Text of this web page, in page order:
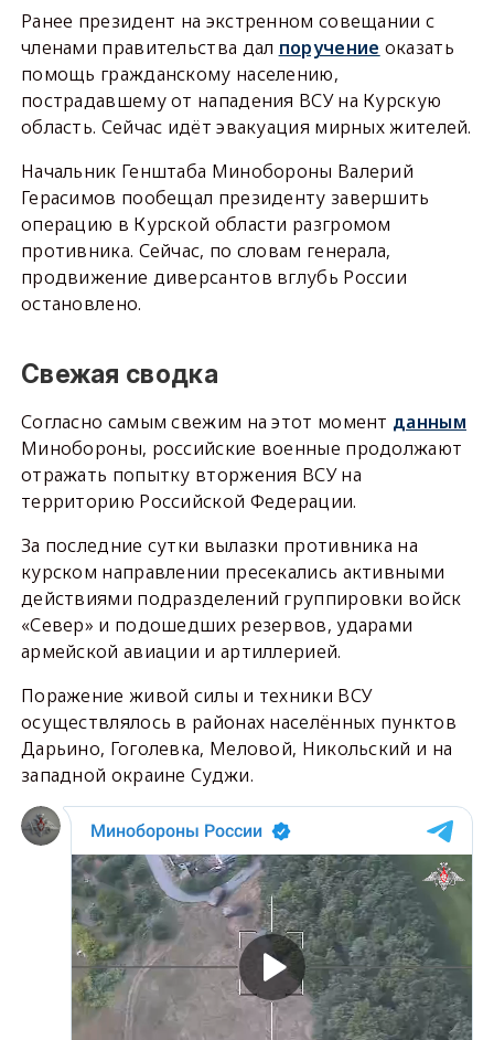
Ранее президент на экстренном совещании с
членами правительства дал поручение оказать
помощь гражданскому населению,
пострадавшему от нападения ВСУ на Курскую
область. Сейчас идёт эвакуация мирных жителей.
Начальник Генштаба Минобороны Валерий
Герасимов пообещал президенту завершить
операцию в Курской области разгромом
противника. Сейчас, по словам генерала,
продвижение диверсантов вглубь России
остановлено.
Свежая сводка
Согласно самым свежим на этот момент данным
Минобороны, российские военные продолжают
отражать попытку вторжения ВСУ на
территорию Российской Федерации.
За последние сутки вылазки противника на
курском направлении пресекались активными
действиями подразделений группировки войск
«Север» и подошедших резервов, ударами
армейской авиации и артиллерией.
Поражение живой силы и техники ВСУ
осуществлялось в районах населённых пунктов
Дарьино, Гоголевка, Меловой, Никольский и на
западной окраине Суджи.